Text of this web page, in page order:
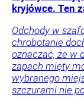
kryjówce. Ten
Odchody w
chrobotanie
oznaczać, że w
zapach mięty
wybranego
szczurami nie